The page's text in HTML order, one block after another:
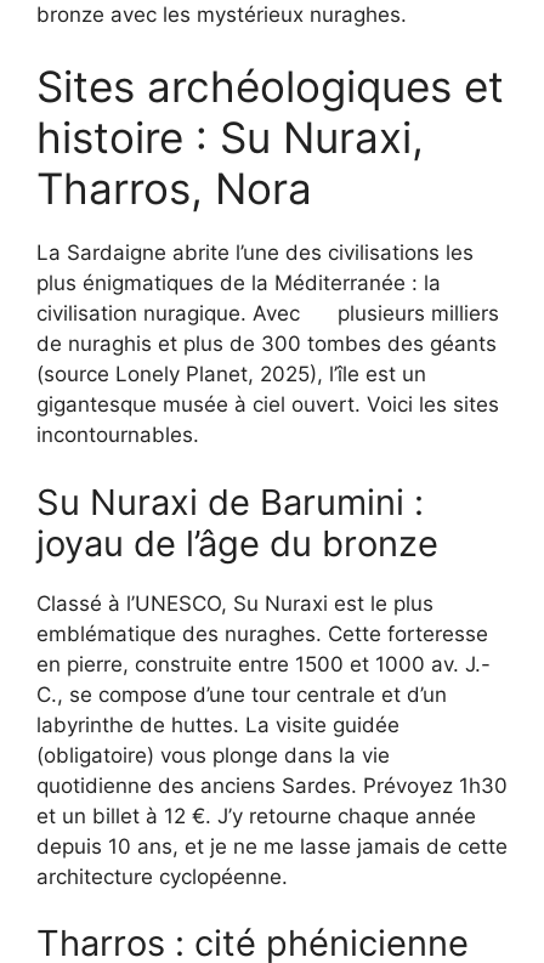
bronze avec les mystérieux nuraghes.
Sites archéologiques et
histoire : Su Nuraxi,
Tharros, Nora
La Sardaigne abrite l’une des civilisations les
plus énigmatiques de la Méditerranée : la
civilisation nuragique. Avec
plusieurs milliers
de nuraghis et plus de 300 tombes des géants
(source Lonely Planet, 2025), l’île est un
gigantesque musée à ciel ouvert. Voici les sites
incontournables.
Su Nuraxi de Barumini :
joyau de l’âge du bronze
Classé à l’UNESCO, Su Nuraxi est le plus
emblématique des nuraghes. Cette forteresse
en pierre, construite entre 1500 et 1000 av. J.-
C., se compose d’une tour centrale et d’un
labyrinthe de huttes. La visite guidée
(obligatoire) vous plonge dans la vie
quotidienne des anciens Sardes. Prévoyez 1h30
et un billet à 12 €. J’y retourne chaque année
depuis 10 ans, et je ne me lasse jamais de cette
architecture cyclopéenne.
Tharros : cité phénicienne